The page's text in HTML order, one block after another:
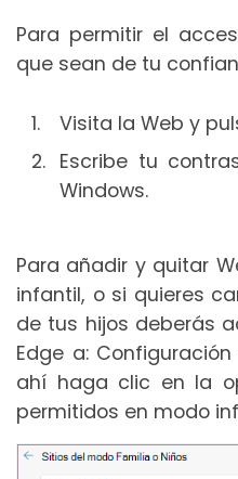
Para permitir el
que sean de tu
Visita la Web y
Escribe tu
Windows.
Para añadir y quitar
infantil, o si quieres
de tus hijos deberás
Edge a:
ahí haga clic en la
permitidos en modo